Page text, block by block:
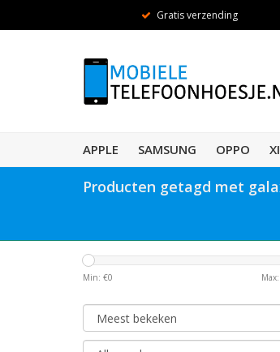
Gratis verzending
APPLE SAMSUNG OPPO
Producten getagd met
Min: €0